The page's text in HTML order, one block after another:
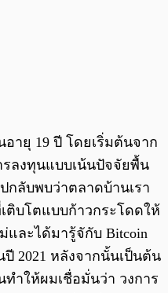
ายุ 19 ปี โดยเริ่มต้นจาก
ลงทุนแบบเน้นปัจจัยพื้น
กลับพบว่าตลาดบ้านเรา
ติบโตแบบก้าวกระโดดให้
และได้มารู้จักับ Bitcoin
2021 หลังจากนั้นเป็นต้น
ำให้ผมเชื่อมั่นว่า วงการ